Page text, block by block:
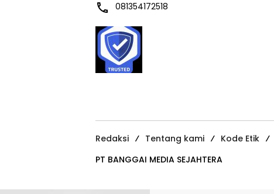
081354172518
Redaksi Tentang kami Kode Etik
PT BANGGAI MEDIA SEJAHTERA